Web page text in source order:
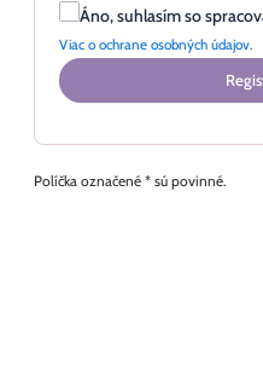
Áno, suhlasím so
Viac o ochrane osobných údajov.
Políčka označené * sú povinné.